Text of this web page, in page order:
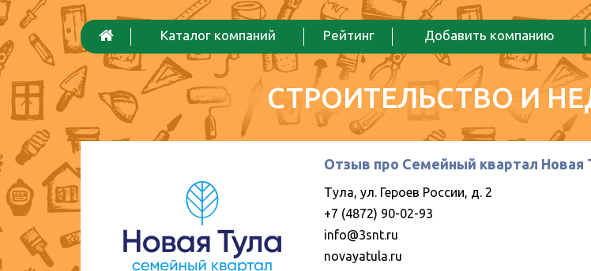
Каталог компаний Рейтинг Добавить компанию
СТРОИТЕЛЬСТВО И
Отзыв про Семейный квартал Новая
Тула, ул. Героев России, д. 2
+7 (4872) 90-02-93
info@3snt.ru
novayatula.ru